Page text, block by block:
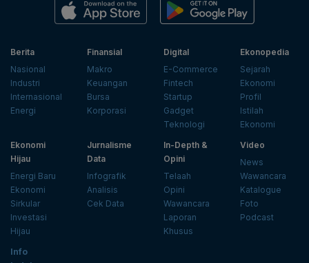
Berita
Nasional
Industri
Internasional
Energi
Finansial
Makro
Keuangan
Bursa
Korporasi
Digital
E-Commerce
Fintech
Startup
Gadget
Teknologi
Ekonopedia
Sejarah
Ekonomi
Profil
Istilah
Ekonomi
Ekonomi
Hijau
Energi Baru
Ekonomi
Sirkular
Investasi
Hijau
Jurnalisme
Data
Infografik
Analisis
Cek Data
In-Depth &
Opini
Telaah
Opini
Wawancara
Laporan
Khusus
Video
News
Wawancara
Katalogue
Foto
Podcast
Info